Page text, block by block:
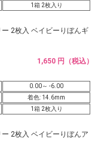
1箱 2枚入り
2枚入 ベイビーりぼんギ
1,650 円（税込）
0.00～ -6.00
着色: 14.6mm
1箱 2枚入り
2枚入 ベイビーりぼんア